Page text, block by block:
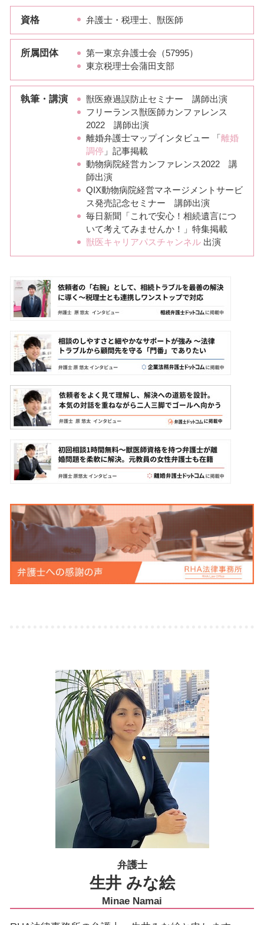
資格 弁護士・税理士、獣医師
所属団体
第一東京弁護士会（57995）
東京税理士会蒲田支部
執筆・講演
獣医療過誤防止セミナー 講師出演
フリーランス獣医師カンファレンス
2022 講師出演
離婚弁護士マップインタビュー 「 離婚
調停 」記事掲載
動物病院経営カンファレンス2022 講
師出演
QIX動物病院経営マネージメントサービ
ス発売記念セミナー 講師出演
毎日新聞「これで安心！相続遺言につ
いて考えてみませんか！」特集掲載
獣医キャリアパスチャンネル出演
弁護士
生井 みな絵
Minae Namai